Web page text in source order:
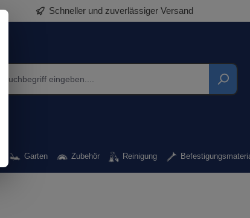
Schneller und zuverlässiger Versand
Garten Zubehör Reinigung